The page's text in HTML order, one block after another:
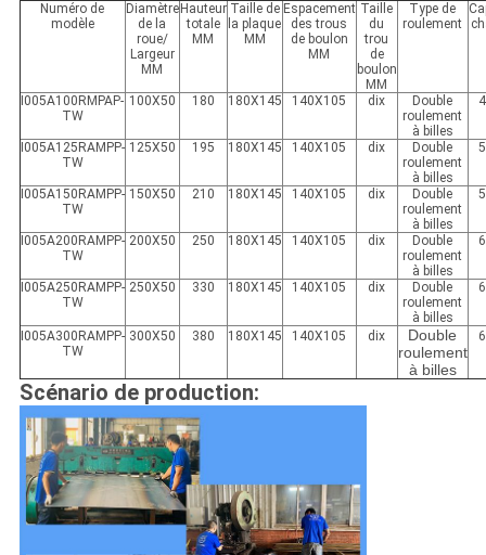
Numéro de
modèle
Diamètre
de la
roue/
Largeur
MM
Hauteur
totale
MM
Taille de
la plaque
MM
Espacement
des trous
de boulon
MM
Taille
du
trou
de
boulon
MM
Type de
roulement
I005A100RMPAP-
TW
100X50 180 180X145 140X105 dix
Double
roulement
à billes
I005A125RAMPP-
TW
125X50 195 180X145 140X105 dix
Double
roulement
à billes
I005A150RAMPP-
TW
150X50 210 180X145 140X105 dix
Double
roulement
à billes
I005A200RAMPP-
TW
200X50 250 180X145 140X105 dix
Double
roulement
à billes
I005A250RAMPP-
TW
250X50 330 180X145 140X105 dix
Double
roulement
à billes
I005A300RAMPP-
TW
300X50 380 180X145 140X105 dix
Double
roulement
à billes
Scénario de production: